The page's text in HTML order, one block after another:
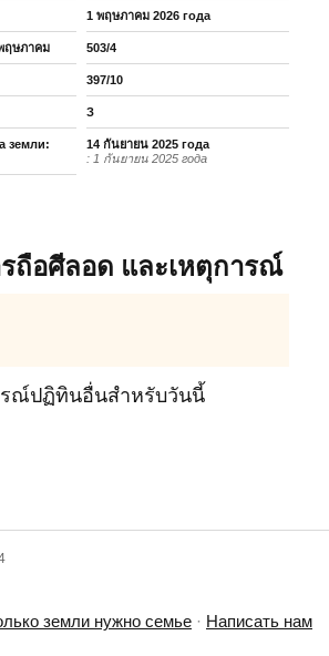
1 พฤษภาคม 2026 года
ฤษภาคม 503/4
397/10
З
земли:
14 กันยายน 2025 года
: 1 กันยายน 2025 года
ถือศีลอด และเหตุการณ์
รณ์ปฏิทินอื่นสำหรับวันนี้
земли нужно семье · Написать нам